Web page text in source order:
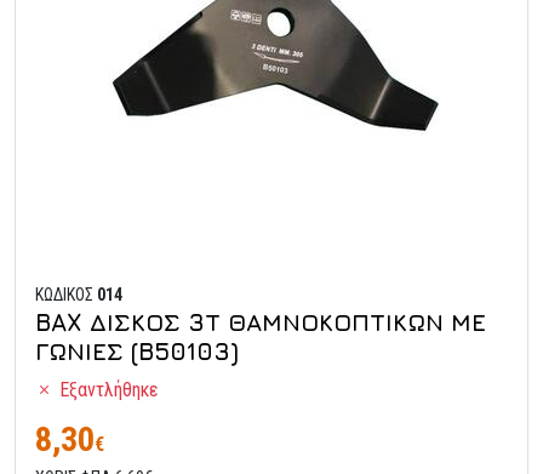
ΚΩΔΙΚΟΣ 014
BAX ΔΙΣΚΟΣ 3Τ ΘΑΜΝΟΚΟΠΤΙΚΩΝ ΜΕ
ΓΩΝΙΕΣ (B50103)
Εξαντλήθηκε
8,30€